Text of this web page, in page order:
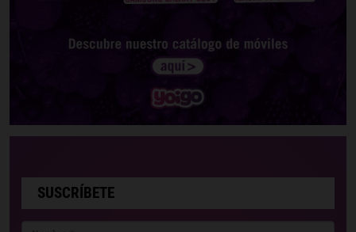
SUSCRÍBETE